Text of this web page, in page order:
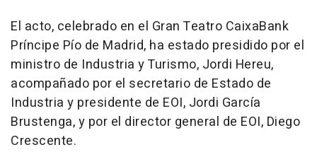
El acto, celebrado en el Gran Teatro CaixaBank
Príncipe Pío de Madrid, ha estado presidido por el
ministro de Industria y Turismo, Jordi Hereu,
acompañado por el secretario de Estado de
Industria y presidente de EOI, Jordi García
Brustenga, y por el director general de EOI, Diego
Crescente.